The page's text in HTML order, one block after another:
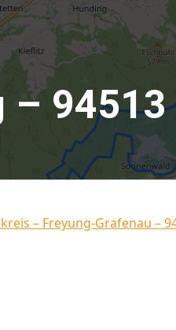
– 94513
– Freyung-Grafenau –